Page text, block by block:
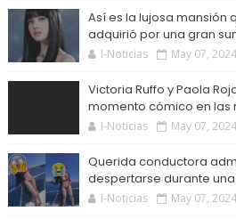
Así es la lujosa mansión
adquirió por una gran
I-Noticias May 07, 2024
Victoria Ruffo y Paola
momento cómico en las
I-Noticias May 07, 2024
Querida conductora
despertarse durante
I-Noticias May 07, 2024